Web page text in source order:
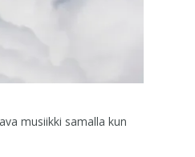
musiikki samalla kun